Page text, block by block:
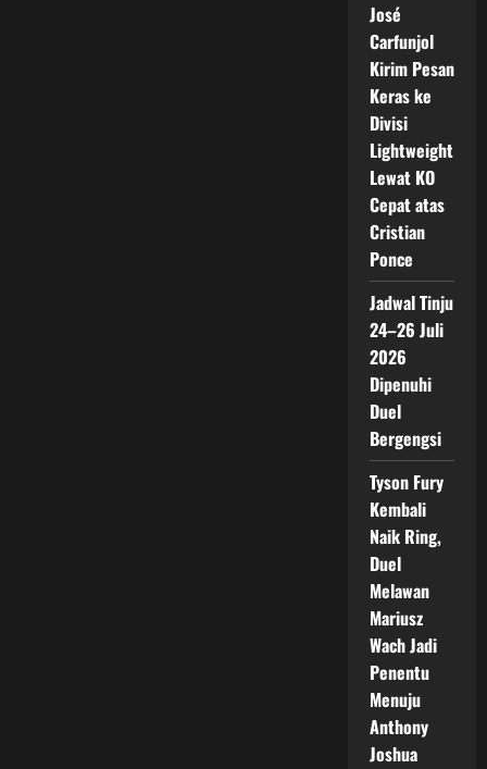
José
Carfunjol
Kirim Pesan
Keras ke
Divisi
Lightweight
Lewat KO
Cepat atas
Cristian
Ponce
Jadwal Tinju
24–26 Juli
2026
Dipenuhi
Duel
Bergengsi
Tyson Fury
Kembali
Naik Ring,
Duel
Melawan
Mariusz
Wach Jadi
Penentu
Menuju
Anthony
Joshua